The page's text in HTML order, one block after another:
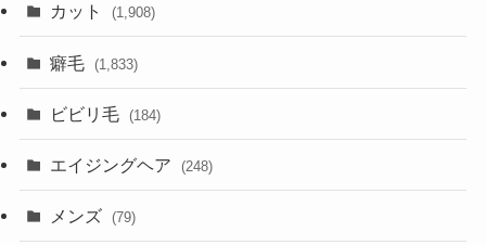
カット (1,908)
癖毛 (1,833)
ビビリ毛 (184)
エイジングヘア (248)
メンズ (79)